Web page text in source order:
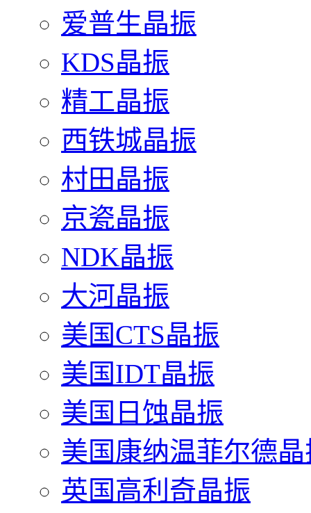
爱普生晶振
KDS晶振
精工晶振
西铁城晶振
村田晶振
京瓷晶振
NDK晶振
大河晶振
美国CTS晶振
美国IDT晶振
美国日蚀晶振
美国康纳温菲尔德晶
英国高利奇晶振